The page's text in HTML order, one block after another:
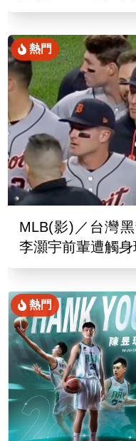
熱門
MLB(影)／台灣
李灝宇前輩遭觸身
熱門